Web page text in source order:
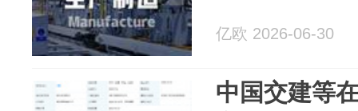
亿欧 2026-06-30
中国交建等